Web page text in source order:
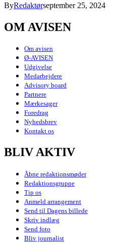
ByRedaktørseptember 25, 2024
OM AVISEN
Om avisen
Ø-AVISEN
Udgivelse
Medarbejdere
Advisory board
Partnere
Mærkesager
Foredrag
Nyhedsbrev
Kontakt os
BLIV AKTIV
Åbne redaktionsmøder
Redaktionsgruppe
Tip os
Anmeld arrangement
Send til Dagens billede
Skriv indlæg
Send foto
Bliv journalist